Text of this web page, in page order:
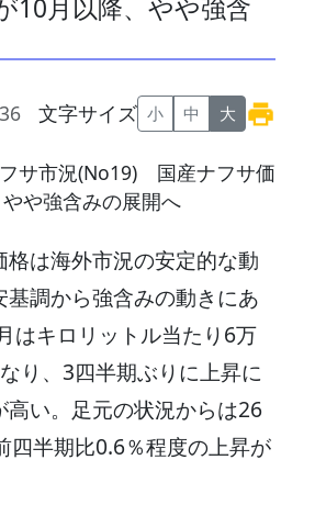
10月以降、やや強含
文字サイズ 小 中 大
は海外市況の安定的な動
基調から強含みの動きにあ
はキロリットル当たり6万
り、3四半期ぶりに上昇に
高い。足元の状況からは26
四半期比0.6％程度の上昇が